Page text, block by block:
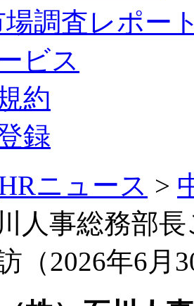
場調査レポー
ビス
約
録
ニュース >
人事総務部
（2026年6月